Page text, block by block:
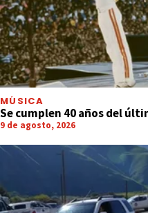
MÚSICA
Se cumplen 40 años del
9 de agosto, 2026